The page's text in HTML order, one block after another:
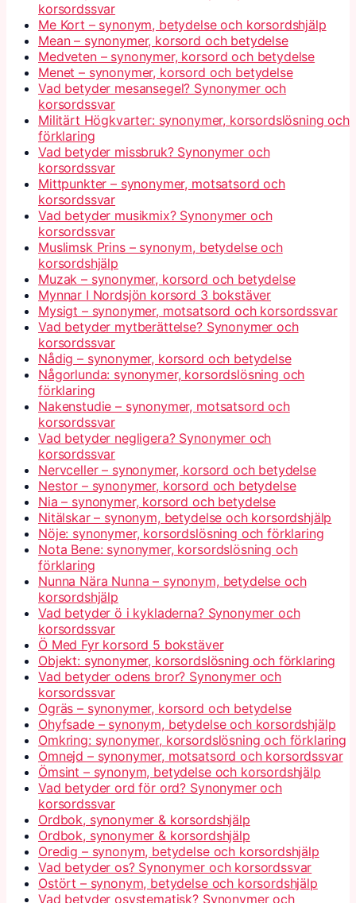
korsordssvar
Me Kort – synonym, betydelse och korsordshjälp
Mean – synonymer, korsord och betydelse
Medveten – synonymer, korsord och betydelse
Menet – synonymer, korsord och betydelse
Vad betyder mesansegel? Synonymer och
korsordssvar
Militärt Högkvarter: synonymer, korsordslösning och
förklaring
Vad betyder missbruk? Synonymer och
korsordssvar
Mittpunkter – synonymer, motsatsord och
korsordssvar
Vad betyder musikmix? Synonymer och
korsordssvar
Muslimsk Prins – synonym, betydelse och
korsordshjälp
Muzak – synonymer, korsord och betydelse
Mynnar I Nordsjön korsord 3 bokstäver
Mysigt – synonymer, motsatsord och korsordssvar
Vad betyder mytberättelse? Synonymer och
korsordssvar
Nådig – synonymer, korsord och betydelse
Någorlunda: synonymer, korsordslösning och
förklaring
Nakenstudie – synonymer, motsatsord och
korsordssvar
Vad betyder negligera? Synonymer och
korsordssvar
Nervceller – synonymer, korsord och betydelse
Nestor – synonymer, korsord och betydelse
Nia – synonymer, korsord och betydelse
Nitälskar – synonym, betydelse och korsordshjälp
Nöje: synonymer, korsordslösning och förklaring
Nota Bene: synonymer, korsordslösning och
förklaring
Nunna Nära Nunna – synonym, betydelse och
korsordshjälp
Vad betyder ö i kykladerna? Synonymer och
korsordssvar
Ö Med Fyr korsord 5 bokstäver
Objekt: synonymer, korsordslösning och förklaring
Vad betyder odens bror? Synonymer och
korsordssvar
Ogräs – synonymer, korsord och betydelse
Ohyfsade – synonym, betydelse och korsordshjälp
Omkring: synonymer, korsordslösning och förklaring
Omnejd – synonymer, motsatsord och korsordssvar
Ömsint – synonym, betydelse och korsordshjälp
Vad betyder ord för ord? Synonymer och
korsordssvar
Ordbok, synonymer & korsordshjälp
Ordbok, synonymer & korsordshjälp
Oredig – synonym, betydelse och korsordshjälp
Vad betyder os? Synonymer och korsordssvar
Ostört – synonym, betydelse och korsordshjälp
Vad betyder osystematisk? Synonymer och